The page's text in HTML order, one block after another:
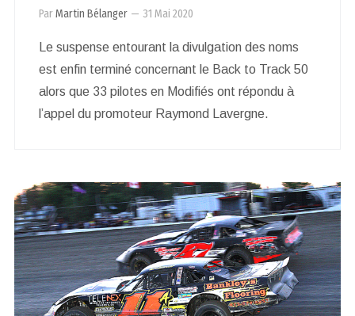
ParMartin Bélanger — 31 Mai 2020
Le suspense entourant la divulgation des noms
est enfin terminé concernant le Back to Track 50
alors que 33 pilotes en Modifiés ont répondu à
l’appel du promoteur Raymond Lavergne.